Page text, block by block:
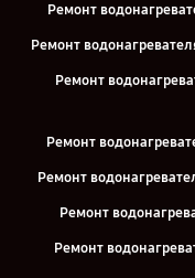
Ремонт
Ремонт
Ремонт
Ремонт
Ремонт
Ремонт
Ремонт